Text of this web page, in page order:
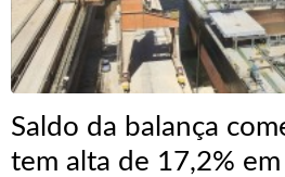
Saldo da balança
tem alta de 17,2%